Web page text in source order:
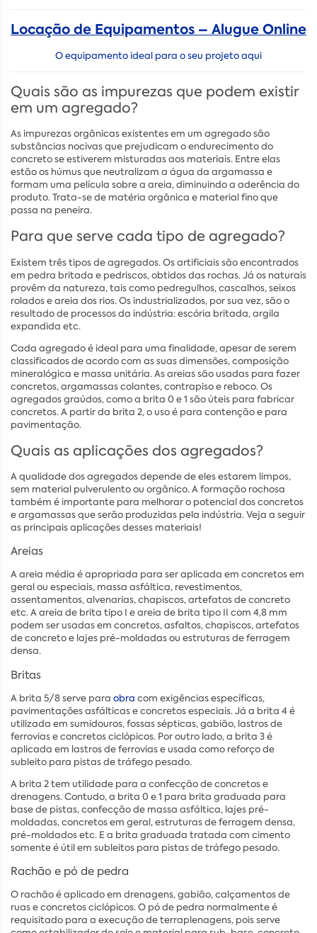
Locação de Equipamentos – Alugue Online
O equipamento ideal para o seu projeto aqui
Quais são as impurezas que podem existir
em um agregado?
As impurezas orgânicas existentes em um agregado são
substâncias nocivas que prejudicam o endurecimento do
concreto se estiverem misturadas aos materiais. Entre elas
estão os húmus que neutralizam a água da argamassa e
formam uma película sobre a areia, diminuindo a aderência do
produto. Trata-se de matéria orgânica e material fino que
passa na peneira.
Para que serve cada tipo de agregado?
Existem três tipos de agregados. Os artificiais são encontrados
em pedra britada e pedriscos, obtidos das rochas. Já os naturais
provêm da natureza, tais como pedregulhos, cascalhos, seixos
rolados e areia dos rios. Os industrializados, por sua vez, são o
resultado de processos da indústria: escória britada, argila
expandida etc.
Cada agregado é ideal para uma finalidade, apesar de serem
classificados de acordo com as suas dimensões, composição
mineralógica e massa unitária. As areias são usadas para fazer
concretos, argamassas colantes, contrapiso e reboco. Os
agregados graúdos, como a brita 0 e 1 são úteis para fabricar
concretos. A partir da brita 2, o uso é para contenção e para
pavimentação.
Quais as aplicações dos agregados?
A qualidade dos agregados depende de eles estarem limpos,
sem material pulverulento ou orgânico. A formação rochosa
também é importante para melhorar o potencial dos concretos
e argamassas que serão produzidas pela indústria. Veja a seguir
as principais aplicações desses materiais!
Areias
A areia média é apropriada para ser aplicada em concretos em
geral ou especiais, massa asfáltica, revestimentos,
assentamentos, alvenarias, chapiscos, artefatos de concreto
etc. A areia de brita tipo I e areia de brita tipo II com 4,8 mm
podem ser usadas em concretos, asfaltos, chapiscos, artefatos
de concreto e lajes pré-moldadas ou estruturas de ferragem
densa.
Britas
A brita 5/8 serve para obra com exigências específicas,
pavimentações asfálticas e concretos especiais. Já a brita 4 é
utilizada em sumidouros, fossas sépticas, gabião, lastros de
ferrovias e concretos ciclópicos. Por outro lado, a brita 3 é
aplicada em lastros de ferrovias e usada como reforço de
subleito para pistas de tráfego pesado.
A brita 2 tem utilidade para a confecção de concretos e
drenagens. Contudo, a brita 0 e 1 para brita graduada para
base de pistas, confecção de massa asfáltica, lajes pré-
moldadas, concretos em geral, estruturas de ferragem densa,
pré-moldados etc. E a brita graduada tratada com cimento
somente é útil em subleitos para pistas de tráfego pesado.
Rachão e pó de pedra
O rachão é aplicado em drenagens, gabião, calçamentos de
ruas e concretos ciclópicos. O pó de pedra normalmente é
requisitado para a execução de terraplenagens, pois serve